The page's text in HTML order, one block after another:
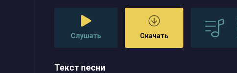
Слушать Скачать
Текст песни